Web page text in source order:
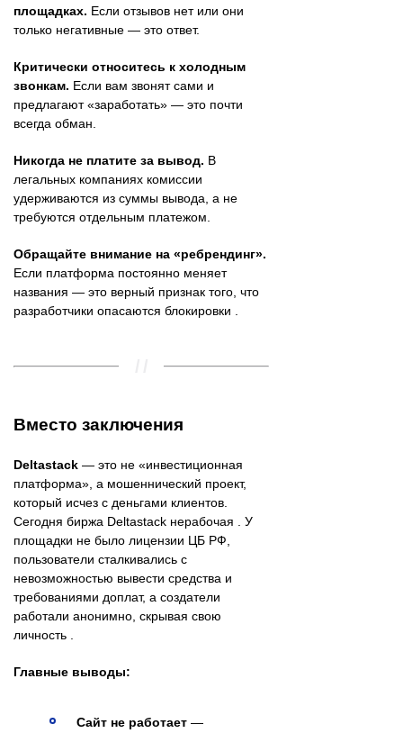
площадках. Если отзывов нет или они
только негативные — это ответ.
Критически относитесь к холодным
звонкам. Если вам звонят сами и
предлагают «заработать» — это почти
всегда обман.
Никогда не платите за вывод. В
легальных компаниях комиссии
удерживаются из суммы вывода, а не
требуются отдельным платежом.
Обращайте внимание на «ребрендинг».
Если платформа постоянно меняет
названия — это верный признак того, что
разработчики опасаются блокировки .
Вместо заключения
Deltastack — это не «инвестиционная
платформа», а мошеннический проект,
который исчез с деньгами клиентов.
Сегодня биржа Deltastack нерабочая . У
площадки не было лицензии ЦБ РФ,
пользователи сталкивались с
невозможностью вывести средства и
требованиями доплат, а создатели
работали анонимно, скрывая свою
личность .
Главные выводы:
Сайт не работает —